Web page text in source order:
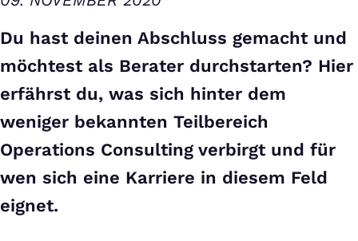
Du hast deinen Abschluss gemacht und
möchtest als Berater durchstarten? Hier
erfährst du, was sich hinter dem
weniger bekannten Teilbereich
Operations Consulting verbirgt und für
wen sich eine Karriere in diesem Feld
eignet.